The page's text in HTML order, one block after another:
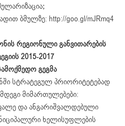
ბმულზე: http://goo.gl/mJRmq4
რეგიონული განვითარების
2015-2017
გეგმა
სტრატეგულ პრიორიტეტებად
მიმართულებები:
და ანგარიშვალდებული
ხელისუფლების